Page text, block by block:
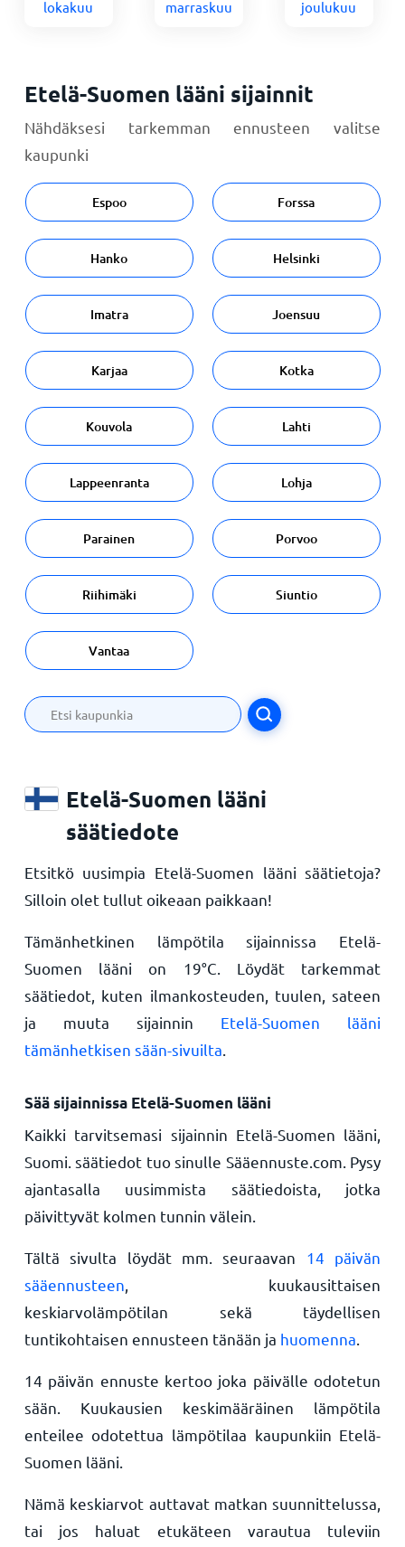
lokakuu marraskuu joulukuu
Etelä-Suomen lääni sijainnit
Nähdäksesi tarkemman ennusteen valitse
kaupunki
Espoo Forssa
Hanko Helsinki
Imatra Joensuu
Karjaa Kotka
Kouvola Lahti
Lappeenranta Lohja
Parainen Porvoo
Riihimäki Siuntio
Vantaa
Etelä-Suomen lääni
säätiedote
Etsitkö uusimpia Etelä-Suomen lääni säätietoja?
Silloin olet tullut oikeaan paikkaan!
Tämänhetkinen lämpötila sijainnissa Etelä-
Suomen lääni on 19°C . Löydät tarkemmat
säätiedot, kuten ilmankosteuden, tuulen, sateen
ja muuta sijainnin Etelä-Suomen lääni
tämänhetkisen sään-sivuilta
Sää sijainnissa Etelä-Suomen lääni
Kaikki tarvitsemasi sijainnin Etelä-Suomen lääni,
Suomi. säätiedot tuo sinulle Sääennuste.com. Pysy
ajantasalla uusimmista säätiedoista, jotka
päivittyvät kolmen tunnin välein.
Tältä sivulta löydät mm. seuraavan 14 päivän
sääennusteen , kuukausittaisen
keskiarvolämpötilan sekä täydellisen
tuntikohtaisen ennusteen tänään ja huomenna
14 päivän ennuste kertoo joka päivälle odotetun
sään. Kuukausien keskimääräinen lämpötila
enteilee odotettua lämpötilaa kaupunkiin Etelä-
Suomen lääni.
Nämä keskiarvot auttavat matkan suunnittelussa,
tai jos haluat etukäteen varautua tuleviin